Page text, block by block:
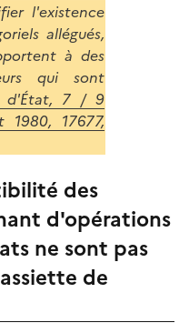
l'existence
allégués,
à des
qui sont
d'État, 7 / 9
1980, 17677,
des
d'opérations
ne sont pas
de